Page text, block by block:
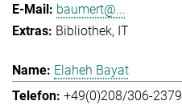
baumert@...
Bibliothek IT
Elaheh Bayat
+49(0)208/306-2379